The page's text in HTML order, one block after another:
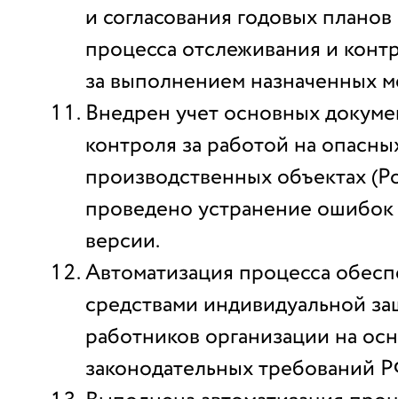
и согласования годовых
процесса отслеживания и
за выполнением назначенных
Внедрен учет основных
контроля за работой на
производственных объектах
проведено устранение
версии.
Автоматизация процесса
средствами индивидуальной
работников организации на
законодательных требований